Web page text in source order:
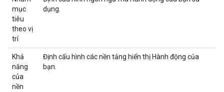
mục
tiêu
theo vị
trí
dụng.
Khả
năng
của
nền
Định cấu hình các nền tảng hiển thị Hành động của
bạn.